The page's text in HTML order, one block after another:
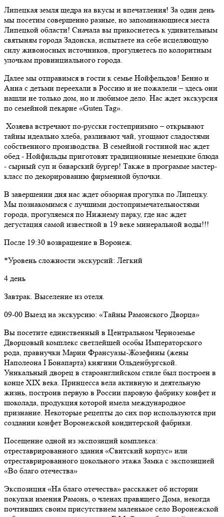
Липецкая земля щедра на вкусы и впечатления! За один день
мы посетим совершенно разные, но запоминающиеся места
Липецкой области! Сначала вы прикоснетесь к удивительным
святыням города Задонска, испытаете на себе исцеляющую
силу живоносных источников, прогуляетесь по колоритным
улочкам провинциального города.
Далее мы отправимся в гости к семье Нойфельдов! Бенно и
Анна с детьми переехали в Россию и не пожалели – здесь они
нашли не только дом, но и любимое дело. Нас ждет экскурсия
по семейной пекарне «Guten Tag».
Хозяева встречают по-русски гостеприимно – открывают
тайны идеально хлеба, разливают чай, угощают сладостями
собственного производства. В семейной гостиной нас ждет
обед - Нойфильды приготовят традиционные немецкие блюда
- сырный суп и баварский бургер! Также в программе мастер-
класс по декорированию фирменной булочки.
В завершении дня нас ждет обзорная прогулка по Липецку.
Мы познакомимся с лучшими достопримечательностями
города, прогуляемся по Нижнему парку, где нас ждет
дегустация самой известной в 19 веке минеральной воды!!!
После 19:30 возвращение в Воронеж.
*Уровень сложности экскурсий: Легкий
4 день
Завтрак. Выселение из отеля.
09-00 Выезд на экскурсию: «Тайны Рамонского Дворца»
Вы посетите единственный в Центральном Черноземье
Дворцовый комплекс светлейшей особы Императорского
рода, правнучки Марии Франсуазы-Жозефины (жены
Наполеона I Бонапарта) княгини Ольденбургской.
Уникальный дворец в староанглийском стиле был построен в
конце XIX века. Принцесса вела активную и деятельную
жизнь, построив первую в России паровую фабрику конфет и
шоколада, продукция которой имела международное
признание. Некоторые рецепты до сих пор используются при
создании конфет Воронежской кондитерской фабрики.
Посещение одной из экспозиций комплекса:
отреставрированного здания «Свитский корпус» или
отреставрированного цокольного этажа Замка с экспозицией
«Во благо отечества»
Экспозиция «На благо отечества» расскажет об истории
покупки имения Рамонь, о членах правящего Дома, некогда
почтивших своим присутствием маленькое село Воронежской